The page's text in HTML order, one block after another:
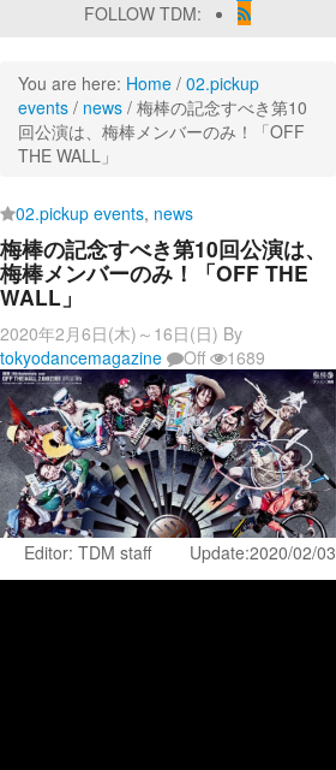
FOLLOW TDM:
You are here: Home / 02.pickup
events / news / 梅棒の記念すべき第10
回公演は、梅棒メンバーのみ！「OFF
THE WALL」
02.pickup events, news
梅棒の記念すべき第10回公演は、
梅棒メンバーのみ！「OFF THE
WALL」
2020年2月6日(木)～16日(日) By
tokyodancemagazine
Off 1689
Editor: TDM staff Update:2020/02/03